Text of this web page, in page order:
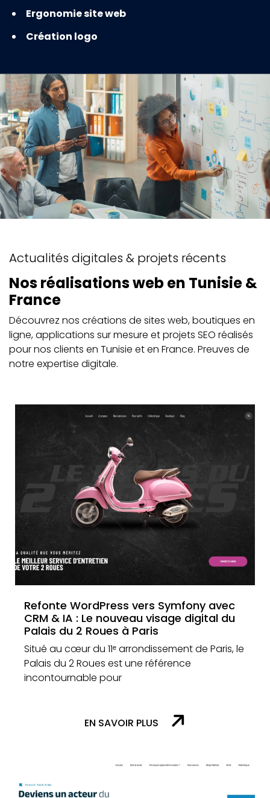
Ergonomie site web
Création logo
Actualités digitales & projets récents
Nos réalisations web en Tunisie &
France
Découvrez nos créations de sites web, boutiques en
ligne, applications sur mesure et projets SEO réalisés
pour nos clients en Tunisie et en France. Preuves de
notre expertise digitale.
Refonte WordPress vers Symfony avec
CRM & IA : Le nouveau visage digital du
Palais du 2 Roues à Paris
Situé au cœur du 11ᵉ arrondissement de Paris, le
Palais du 2 Roues est une référence
incontournable pour
EN SAVOIR PLUS